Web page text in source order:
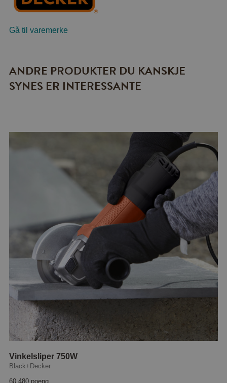
Gå til varemerke
ANDRE PRODUKTER DU KANSKJE
SYNES ER INTERESSANTE
Vinkelsliper 750W
Black+Decker
60 480 poeng